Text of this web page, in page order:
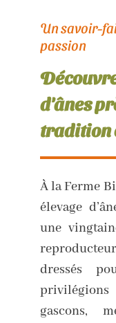
Un savoir-
passion
d'ânes
tradition
À la Ferme
élevage
une
dressés
gascons,